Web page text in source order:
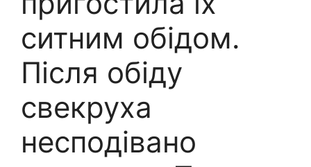
ситним обідом.
Після обіду
свекруха
несподівано